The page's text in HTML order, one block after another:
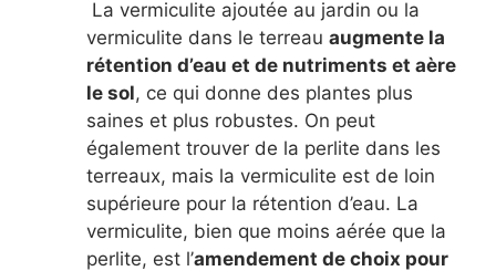
La vermiculite ajoutée au jardin ou la
vermiculite dans le terreau augmente la
rétention d’eau et de nutriments et aère
le sol, ce qui donne des plantes plus
saines et plus robustes. On peut
également trouver de la perlite dans les
terreaux, mais la vermiculite est de loin
supérieure pour la rétention d’eau. La
vermiculite, bien que moins aérée que la
perlite, est l’amendement de choix pour